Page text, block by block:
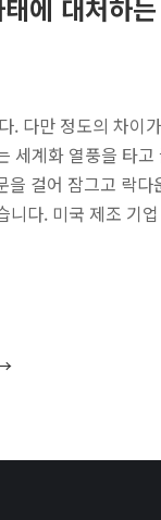
에 대처하
. 다만 정도의 차이
세계화 열풍을 타
걸어 잠그고 락다
니다. 미국 제조 기